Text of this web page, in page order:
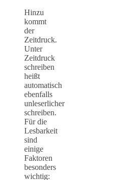
Hinzu
kommt
der
Zeitdruck.
Unter
Zeitdruck
schreiben
heißt
automatisch
ebenfalls
unleserlicher
schreiben.
Für die
Lesbarkeit
sind
einige
Faktoren
besonders
wichtig: